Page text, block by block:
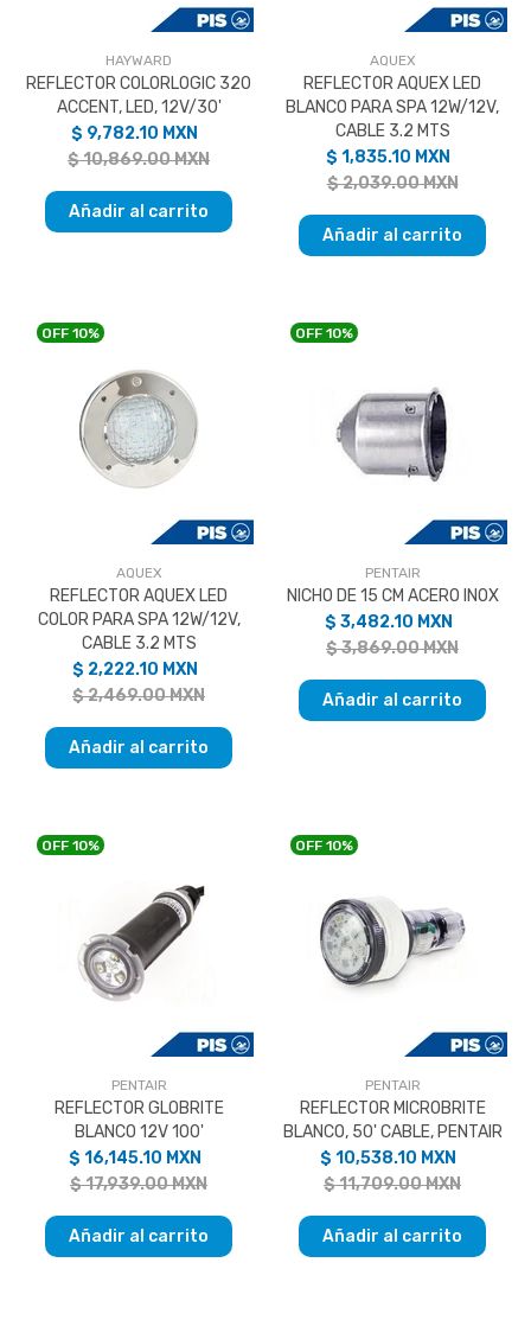
HAYWARD
REFLECTOR COLORLOGIC 320
ACCENT, LED, 12V/30'
$ 9,782.10 MXN
$ 10,869.00 MXN
Añadir al carrito
AQUEX
REFLECTOR AQUEX LED
BLANCO PARA SPA 12W/12V,
CABLE 3.2 MTS
$ 1,835.10 MXN
$ 2,039.00 MXN
Añadir al carrito
OFF 10%
AQUEX
REFLECTOR AQUEX LED
COLOR PARA SPA 12W/12V,
CABLE 3.2 MTS
$ 2,222.10 MXN
$ 2,469.00 MXN
Añadir al carrito
OFF 10%
PENTAIR
NICHO DE 15 CM ACERO INOX
$ 3,482.10 MXN
$ 3,869.00 MXN
Añadir al carrito
OFF 10%
PENTAIR
REFLECTOR GLOBRITE
BLANCO 12V 100'
$ 16,145.10 MXN
$ 17,939.00 MXN
Añadir al carrito
OFF 10%
PENTAIR
REFLECTOR MICROBRITE
BLANCO, 50' CABLE, PENTAIR
$ 10,538.10 MXN
$ 11,709.00 MXN
Añadir al carrito